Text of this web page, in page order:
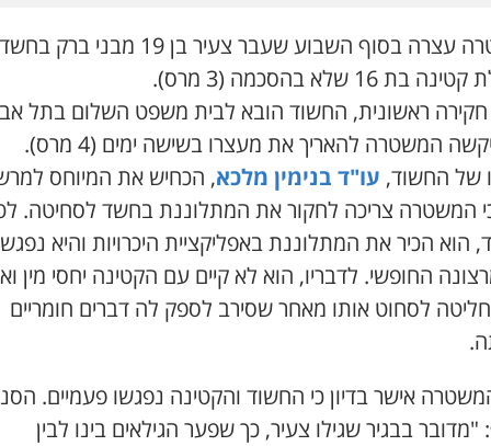
המשטרה עצרה בסוף השבוע שעבר צעיר בן 19 מבני ברק בחשד
בת 16 שלא בהסכמה (3 מרס).
ראשונית, החשוד הובא לבית משפט השלום בתל
המשטרה להאריך את מעצרו בשישה ימים (4 מרס).
של החשוד, עו"ד בנימין מלכא, הכחיש את המיוחס
המשטרה צריכה לחקור את המתלוננת בחשד לסחיטה.
הוא הכיר את המתלוננת באפליקציית היכרויות והיא
החופשי. לדבריו, הוא לא קיים עם הקטינה יחסי מין
לסחוט אותו מאחר שסירב לספק לה דברים חומריים
אישר בדיון כי החשוד והקטינה נפגשו פעמיים.
"מדובר בבגיר שגילו צעיר, כך שפער הגילאים בינו לבין